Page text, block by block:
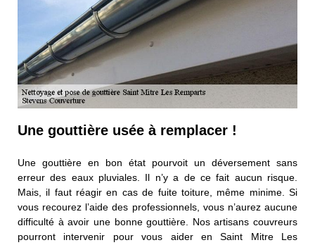
Une gouttière usée à remplacer !
Une gouttière en bon état pourvoit un déversement sans
erreur des eaux pluviales. Il n’y a de ce fait aucun risque.
Mais, il faut réagir en cas de fuite toiture, même minime. Si
vous recourez l’aide des professionnels, vous n’aurez aucune
difficulté à avoir une bonne gouttière. Nos artisans couvreurs
pourront intervenir pour vous aider en Saint Mitre Les